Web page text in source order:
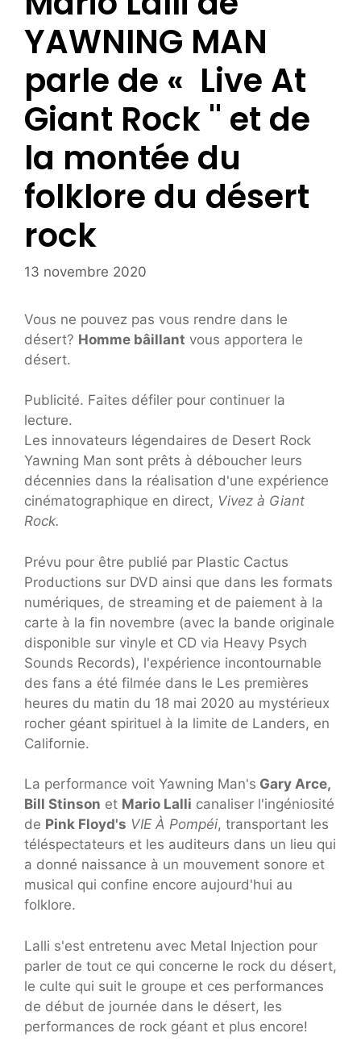
YAWNING MAN
parle de « Live At
Giant Rock '' et de
la montée du
folklore du désert
rock
13 novembre 2020
Vous ne pouvez pas vous rendre dans le
désert? Homme bâillant vous apportera le
désert.
Publicité. Faites défiler pour continuer la
lecture.
Les innovateurs légendaires de Desert Rock
Yawning Man sont prêts à déboucher leurs
décennies dans la réalisation d'une expérience
cinématographique en direct, Vivez à Giant
Rock.
Prévu pour être publié par Plastic Cactus
Productions sur DVD ainsi que dans les formats
numériques, de streaming et de paiement à la
carte à la fin novembre (avec la bande originale
disponible sur vinyle et CD via Heavy Psych
Sounds Records), l'expérience incontournable
des fans a été filmée dans le Les premières
heures du matin du 18 mai 2020 au mystérieux
rocher géant spirituel à la limite de Landers, en
Californie.
La performance voit Yawning Man's Gary Arce,
Bill Stinson et Mario Lalli canaliser l'ingéniosité
de Pink Floyd's VIE À Pompéi, transportant les
téléspectateurs et les auditeurs dans un lieu qui
a donné naissance à un mouvement sonore et
musical qui confine encore aujourd'hui au
folklore.
Lalli s'est entretenu avec Metal Injection pour
parler de tout ce qui concerne le rock du désert,
le culte qui suit le groupe et ces performances
de début de journée dans le désert, les
performances de rock géant et plus encore!